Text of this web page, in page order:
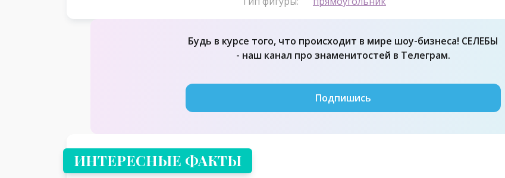
Будь в курсе того, что происходит в мире шоу-бизнеса! СЕЛЕБЫ
- наш канал про знаменитостей в Телеграм.
Подпишись
ИНТЕРЕСНЫЕ ФАКТЫ